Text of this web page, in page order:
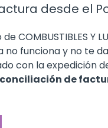
desde el
Y
funciona y no te
con la expedición
de